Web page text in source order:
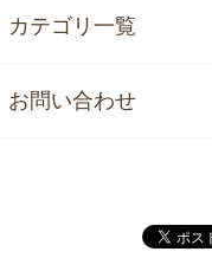
カテゴリ一覧
お問い合わせ